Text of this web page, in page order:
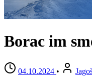
Borac im
04.10.2024 •